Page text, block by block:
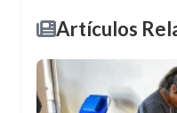
Artículos